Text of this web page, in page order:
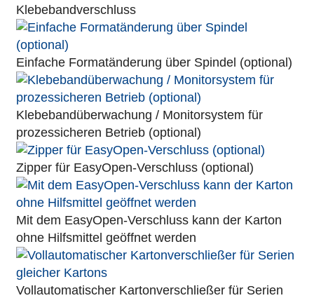
Klebebandverschluss
Einfache Formatänderung über Spindel (optional)
Klebebandüberwachung / Monitorsystem für
prozessicheren Betrieb (optional)
Zipper für EasyOpen-Verschluss (optional)
Mit dem EasyOpen-Verschluss kann der Karton
ohne Hilfsmittel geöffnet werden
Vollautomatischer Kartonverschließer für Serien